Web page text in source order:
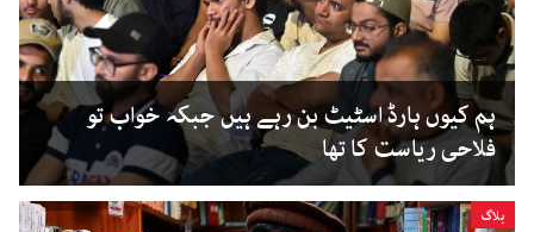
ہم کیوں ہارڈ اسٹیٹ بن رہے ہیں جبکہ خواب تو
فلاحی ریاست کا تھا
بلاگ